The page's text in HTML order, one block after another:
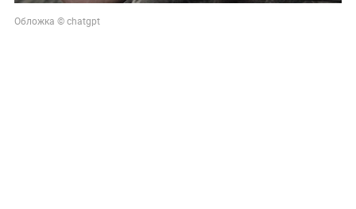
Обложка © chatgpt